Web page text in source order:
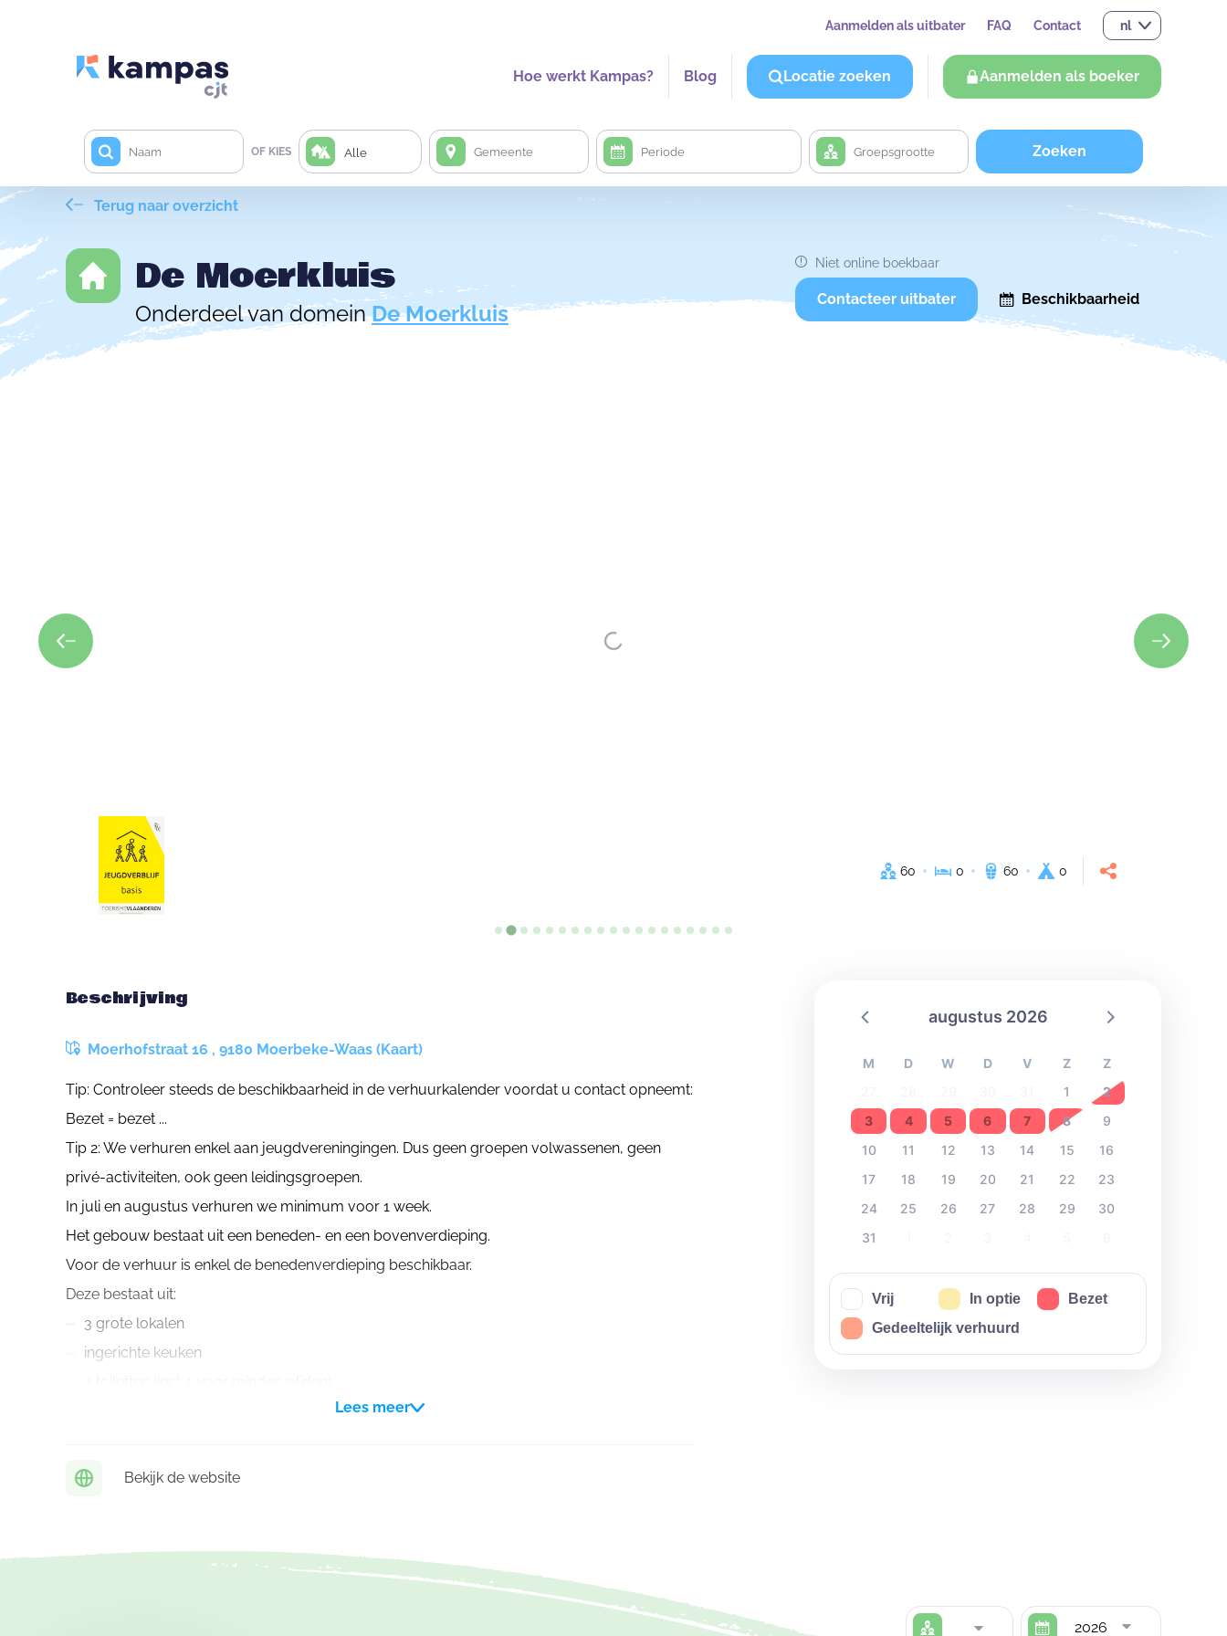
Aanmelden als uitbater FAQ Contact nl
Hoe werkt Kampas? Blog Locatie zoeken Aanmelden als boeker
OF KIES Alle Zoeken
Terug naar overzicht
De Moerkluis
Onderdeel van domeinDe Moerkluis
Niet online boekbaar
Contacteer uitbater Beschikbaarheid
60 0 60 0
Beschrijving
Moerhofstraat 16 , 9180 Moerbeke-Waas (Kaart)
Tip: Controleer steeds de beschikbaarheid in de verhuurkalender voordat u contact opneemt:
Bezet = bezet ...
Tip 2: We verhuren enkel aan jeugdvereningingen. Dus geen groepen volwassenen, geen
privé-activiteiten, ook geen leidingsgroepen.
In juli en augustus verhuren we minimum voor 1 week.
Het gebouw bestaat uit een beneden- en een bovenverdieping.
Voor de verhuur is enkel de benedenverdieping beschikbaar.
Deze bestaat uit:
3 grote lokalen
ingerichte keuken
Fornuis met 4 grote gasbekkens, een hete plaat en een oven
Lees meer
Bekijk de website
augustus 2026
M D W D V Z
Z
1
2
3
4 5 6 7 8
9
10
11 12 13 14 15
16
17
18 19 20 21 22
23
24
25 26 27 28 29
30
31
Vrij In optie
Bezet
Gedeeltelijk verhuurd
2026